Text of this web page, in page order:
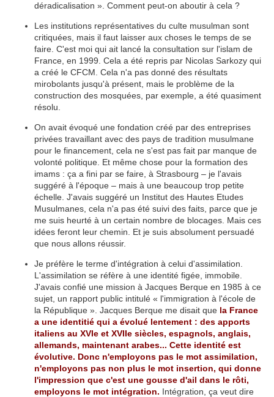
déradicalisation ». Comment peut-on aboutir à cela ?
Les institutions représentatives du culte musulman sont
critiquées, mais il faut laisser aux choses le temps de se
faire. C'est moi qui ait lancé la consultation sur l'islam de
France, en 1999. Cela a été repris par Nicolas Sarkozy qui
a créé le CFCM. Cela n'a pas donné des résultats
mirobolants jusqu'à présent, mais le problème de la
construction des mosquées, par exemple, a été quasiment
résolu.
On avait évoqué une fondation créé par des entreprises
privées travaillant avec des pays de tradition musulmane
pour le financement, cela ne s'est pas fait par manque de
volonté politique. Et même chose pour la formation des
imams : ça a fini par se faire, à Strasbourg – je l'avais
suggéré à l'époque – mais à une beaucoup trop petite
échelle. J'avais suggéré un Institut des Hautes Etudes
Musulmanes, cela n'a pas été suivi des faits, parce que je
me suis heurté à un certain nombre de blocages. Mais ces
idées feront leur chemin. Et je suis absolument persuadé
que nous allons réussir.
Je préfère le terme d'intégration à celui d'assimilation.
L'assimilation se réfère à une identité figée, immobile.
J'avais confié une mission à Jacques Berque en 1985 à ce
sujet, un rapport public intitulé « l'immigration à l'école de
la République ». Jacques Berque me disait que la France
a une identitié qui a évolué lentement : des apports
italiens au XVIe et XVIIe siècles, espagnols, anglais,
allemands, maintenant arabes... Cette identité est
évolutive. Donc n'employons pas le mot assimilation,
n'employons pas non plus le mot insertion, qui donne
l'impression que c'est une gousse d'ail dans le rôti,
employons le mot intégration. Intégration, ça veut dire